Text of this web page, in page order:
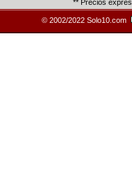
** Precios
© 2002/2022 Solo10.com